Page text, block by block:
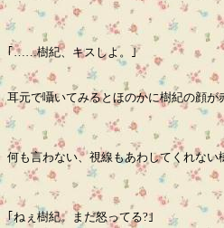
｢……樹紀、キスしよ。｣
耳元で囁いてみるとほのかに樹紀の顔が
何も言わない、視線もあわしてくれない
｢ねぇ樹紀。まだ怒ってる?｣